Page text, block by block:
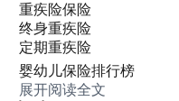
重疾额外赔付比例高
付60%，赔付比例优
投保灵活：可定期保
重疾险保险
终身重疾险
定期重疾险
婴幼儿保险排行榜
展开阅读全文